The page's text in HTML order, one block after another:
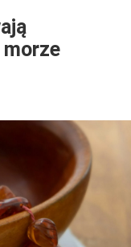
morze